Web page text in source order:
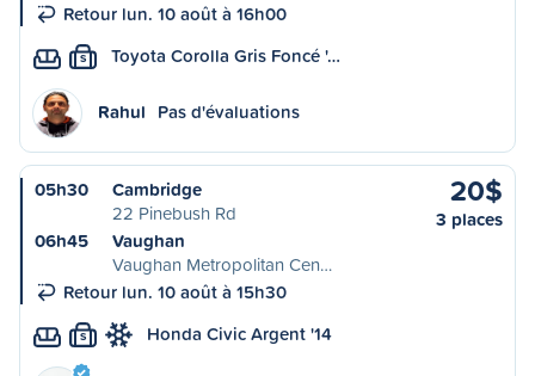
Retour lun. 10 août à 16h00
S Toyota Corolla Gris Foncé '…
Rahul Pas d'évaluations
05h30
Cambridge
22 Pinebush Rd
06h45
Vaughan
Vaughan Metropolitan Cen…
Retour lun. 10 août à 15h30
20$
3 places
S Honda Civic Argent '14